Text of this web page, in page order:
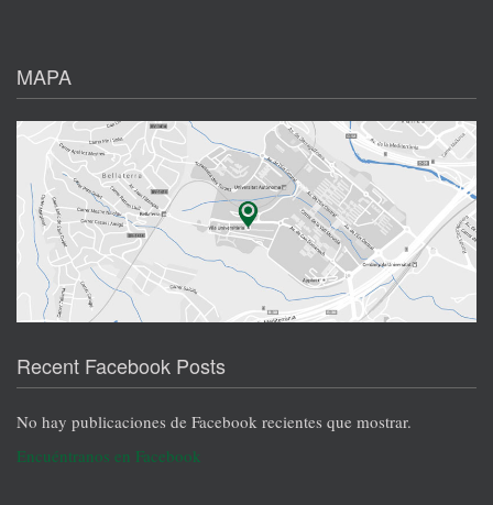
MAPA
Recent Facebook Posts
No hay publicaciones de Facebook recientes que mostrar.
Encuéntranos en Facebook